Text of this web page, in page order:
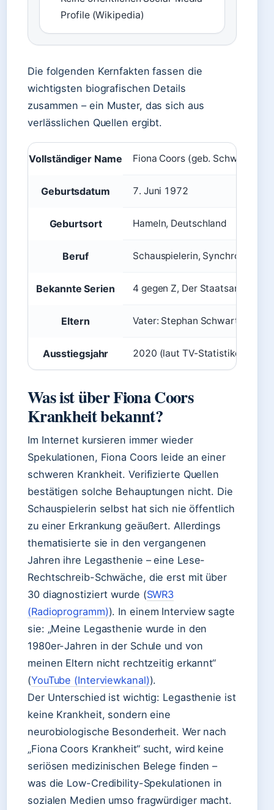
Profile (Wikipedia)
Die folgenden Kernfakten fassen die
wichtigsten biografischen Details
zusammen – ein Muster, das sich aus
verlässlichen Quellen ergibt.
Vollständiger Name Fiona Coors (geb. Schwartz)
Geburtsdatum 7. Juni 1972
Geburtsort Hameln, Deutschland
Beruf Schauspielerin,
Bekannte Serien 4 gegen Z, Der Staatsanwalt,
Eltern Vater: Stephan Schwartz
Ausstiegsjahr 2020 (laut TV-Statistiken)
Was ist über Fiona Coors
Krankheit bekannt?
Im Internet kursieren immer wieder
Spekulationen, Fiona Coors leide an einer
schweren Krankheit. Verifizierte Quellen
bestätigen solche Behauptungen nicht. Die
Schauspielerin selbst hat sich nie öffentlich
zu einer Erkrankung geäußert. Allerdings
thematisierte sie in den vergangenen
Jahren ihre Legasthenie – eine Lese-
Rechtschreib-Schwäche, die erst mit über
30 diagnostiziert wurde (SWR3
(Radioprogramm)). In einem Interview sagte
sie: „Meine Legasthenie wurde in den
1980er-Jahren in der Schule und von
meinen Eltern nicht rechtzeitig erkannt“
(YouTube (Interviewkanal)).
Der Unterschied ist wichtig: Legasthenie ist
keine Krankheit, sondern eine
neurobiologische Besonderheit. Wer nach
„Fiona Coors Krankheit“ sucht, wird keine
seriösen medizinischen Belege finden –
was die Low-Credibility-Spekulationen in
sozialen Medien umso fragwürdiger macht.